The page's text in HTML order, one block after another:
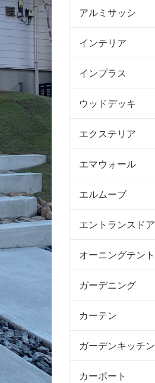
アルミサッシ
インテリア
インプラス
ウッドデッキ
エクステリア
エマウォール
エルムーブ
エントランスドア
オーニングテント
ガーデニング
カーテン
ガーデンキッチン
カーポート